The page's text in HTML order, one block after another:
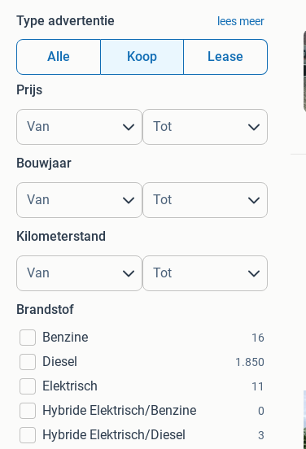
Type advertentie lees meer
Alle Koop Lease
Prijs
Bouwjaar
Kilometerstand
Brandstof
Benzine
16
Diesel 1.850
Elektrisch 11
Hybride Elektrisch/Benzine 0
Hybride Elektrisch/Diesel 3